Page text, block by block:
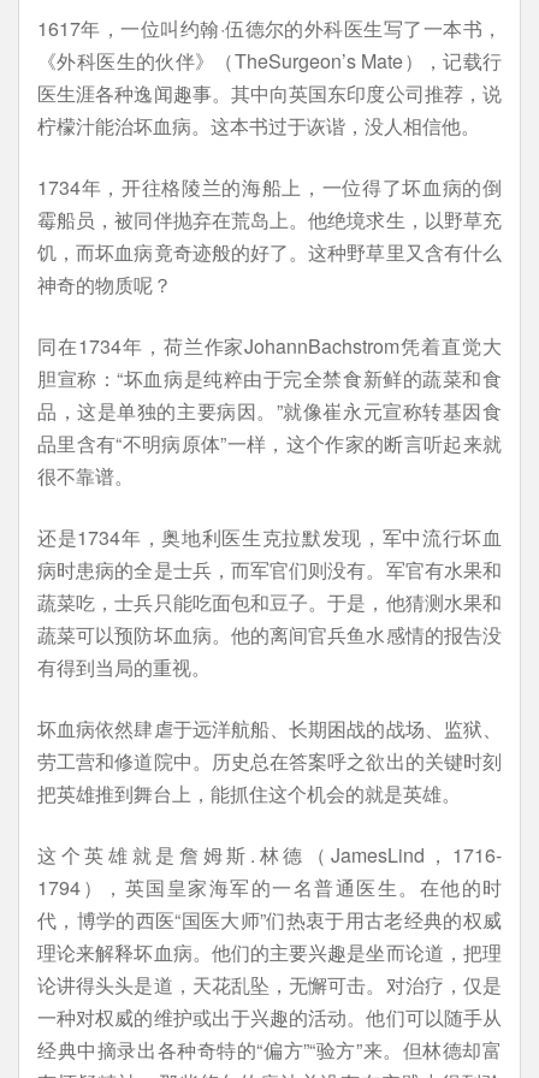
1617年，一位叫约翰·伍德尔的外科医生写了一本书，
《外科医生的伙伴》（TheSurgeon’s Mate），记载行
医生涯各种逸闻趣事。其中向英国东印度公司推荐，说
柠檬汁能治坏血病。这本书过于诙谐，没人相信他。
1734年，开往格陵兰的海船上，一位得了坏血病的倒
霉船员，被同伴抛弃在荒岛上。他绝境求生，以野草充
饥，而坏血病竟奇迹般的好了。这种野草里又含有什么
神奇的物质呢？
同在1734年，荷兰作家JohannBachstrom凭着直觉大
胆宣称：“坏血病是纯粹由于完全禁食新鲜的蔬菜和食
品，这是单独的主要病因。”就像崔永元宣称转基因食
品里含有“不明病原体”一样，这个作家的断言听起来就
很不靠谱。
还是1734年，奥地利医生克拉默发现，军中流行坏血
病时患病的全是士兵，而军官们则没有。军官有水果和
蔬菜吃，士兵只能吃面包和豆子。于是，他猜测水果和
蔬菜可以预防坏血病。他的离间官兵鱼水感情的报告没
有得到当局的重视。
坏血病依然肆虐于远洋航船、长期困战的战场、监狱、
劳工营和修道院中。历史总在答案呼之欲出的关键时刻
把英雄推到舞台上，能抓住这个机会的就是英雄。
这个英雄就是詹姆斯.林德（JamesLind，1716-
1794），英国皇家海军的一名普通医生。在他的时
代，博学的西医“国医大师”们热衷于用古老经典的权威
理论来解释坏血病。他们的主要兴趣是坐而论道，把理
论讲得头头是道，天花乱坠，无懈可击。对治疗，仅是
一种对权威的维护或出于兴趣的活动。他们可以随手从
经典中摘录出各种奇特的“偏方”“验方”来。但林德却富